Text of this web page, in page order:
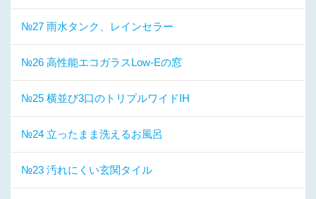
№27 雨水タンク、レインセラー
№26 高性能エコガラスLow-Eの窓
№25 横並び3口のトリプルワイドIH
№24 立ったまま洗えるお風呂
№23 汚れにくい玄関タイル